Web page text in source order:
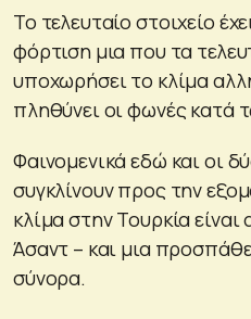
Το τελευταίο στοιχείο
φόρτιση μια που τα
υποχωρήσει το κλίμα
πληθύνει οι φωνές κατά
Φαινομενικά εδώ και οι
συγκλίνουν προς την
κλίμα στην Τουρκία
Άσαντ – και μια
σύνορα.